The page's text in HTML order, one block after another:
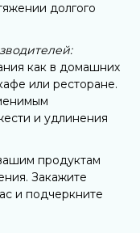
долгого
как в домашних
или ресторане.
и удлинения
продуктам
Закажите
и подчеркните